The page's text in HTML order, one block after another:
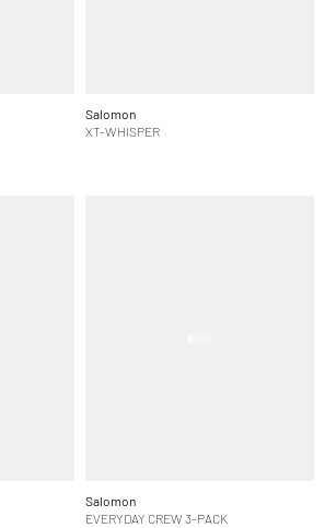
Salomon
XT-WHISPER
Salomon
EVERYDAY CREW 3-PACK